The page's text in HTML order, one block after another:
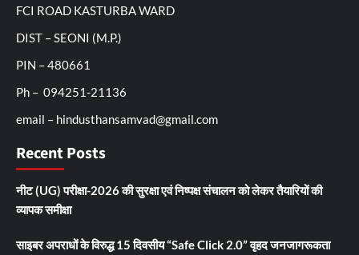
FCI ROAD KASTURBA WARD
DIST – SEONI (M.P.)
PIN – 480661
Ph – 094251-21136
email – hindusthansamvad@gmail.com
Recent Posts
नीट (UG) परीक्षा-2026 की सुरक्षा एवं निष्पक्ष संचालन को लेकर तैयारियों की
व्यापक समीक्षा
साइबर अपराधों के विरुद्ध 15 दिवसीय “Safe Click 2.0” वृहद जनजागरूकता